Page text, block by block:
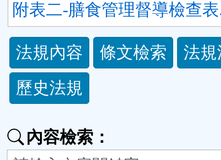
附表二-膳食管理督導檢查
法
規
功
按
法規內容 條文檢索
法
歷史法規
內容檢索：